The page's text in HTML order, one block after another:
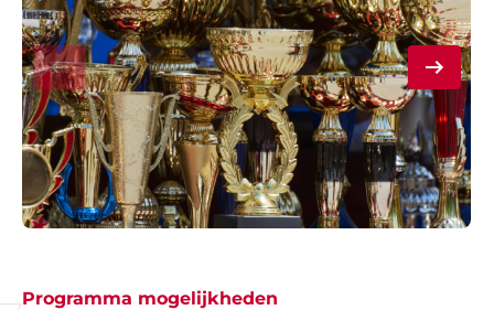
Programma mogelijkheden